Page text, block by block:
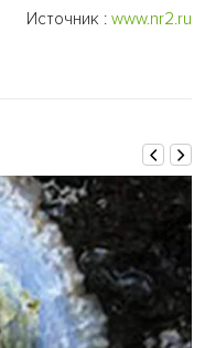
Источник : www.nr2.ru